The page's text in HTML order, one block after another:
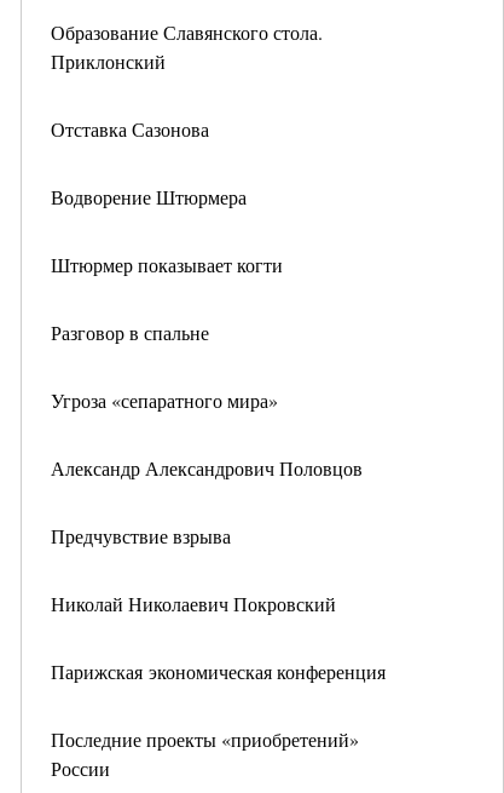
Образование Славянского стола.
Приклонский
Отставка Сазонова
Водворение Штюрмера
Штюрмер показывает когти
Разговор в спальне
Угроза «сепаратного мира»
Александр Александрович Половцов
Предчувствие взрыва
Николай Николаевич Покровский
Парижская экономическая конференция
Последние проекты «приобретений»
России